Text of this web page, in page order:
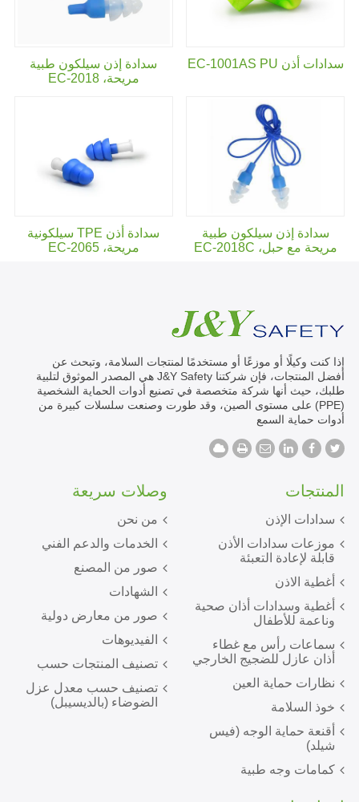
سدادات أذن EC-1001AS PU
سدادة إذن سيلكون طبية
مريحة،EC-2018
سدادة إذن سيلكون طبية
مريحة مع حبل، EC-2018C
سدادة أذن TPE سيلكونية
مريحة، EC-2065
إذا كنت وكيلًا أو موزعًا أو مستخدمًا لمنتجات السلامة، وتبحث عن
أفضل المنتجات، فإن شركتنا J&Y Safety هي المصدر الموثوق لتلبية
طلبك، حيث أنها شركة متخصصة في تصنيع أدوات الحماية الشخصية
(PPE) على مستوى الصين، وقد طورت وصنعت سلسلات كبيرة من
أدوات حماية السمع
وصلات سريعة
من نحن
الخدمات والدعم الفني
صور من المصنع
الشهادات
صور من معارض دولية
الفيديوهات
تصنيف المنتجات حسب
تصنيف حسب معدل عزل
الضوضاء (بالديسيبل)
المنتجات
سدادات الإذن
موزعات سدادات الأذن
قابلة لإعادة التعبئة
أغطية الاذن
أغطية وسدادات أذان صحية
وناعمة للأطفال
سماعات رأس مع غطاء
أذان عازل للضجيج الخارجي
نظارات حماية العين
خوذ السلامة
أقنعة حماية الوجه (فيس
شيلد)
كمامات وجه طبية